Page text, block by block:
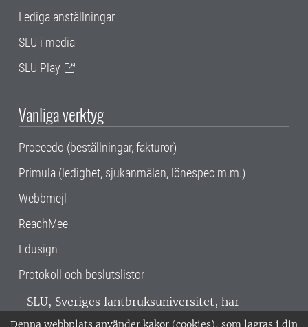
Denna webbplats använder kakor (cookies), som lagras i din
Lediga anställningar
SLU i media
SLU Play
Vanliga verktyg
Proceedo (beställningar, fakturor)
Primula (ledighet, sjukanmälan, lönespec m.m.)
Webbmejl
ReachMee
Edusign
Protokoll och beslutslistor
SLU, Sveriges lantbruksuniversitet, har
verksamhet över hela Sverige. Huvudorter är